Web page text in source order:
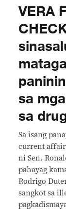
VERA
sa
sa
Sa isang
current
ni Sen.
pahayag
Rodrigo
sangkot sa